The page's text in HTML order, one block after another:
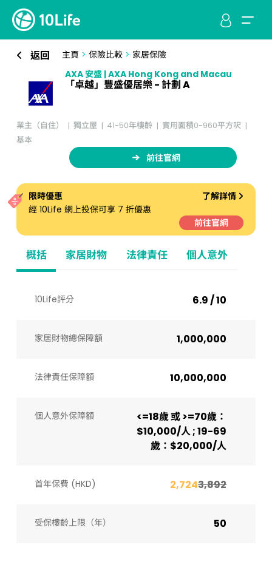
返回 主頁 > 保險比較> 家居保險
AXA 安盛 | AXA Hong Kong and Macau
「卓越」豐盛優居樂 - 計劃 A
業主（自住） 獨立屋 41-50年樓齡
實用面積0-960平方呎
基本
前往官網
概括 家居財物 法律責任 個人意外
限時優惠
了解詳情
經 10Life 網上投保可享 7 折優惠
前往官網
10Life評分 6.9 / 10
家居財物總保障額 1,000,000
法律責任保障額 10,000,000
個人意外保障額
<=18歲 或 >=70歲：
$10,000/人 ; 19-69
歲：$20,000/人
首年保費 (HKD) 2,7243,892
受保樓齡上限（年）​ 50